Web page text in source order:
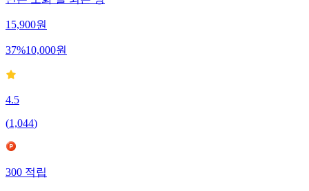
15,900원
37%10,000원
4.5
(1,044)
300 적립